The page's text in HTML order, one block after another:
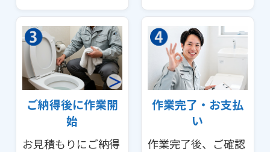
ご納得後に作業開
始
お見積もりにご納得
作業完了・お支払
い
作業完了後、ご確認